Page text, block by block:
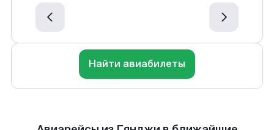
Найти авиабилеты